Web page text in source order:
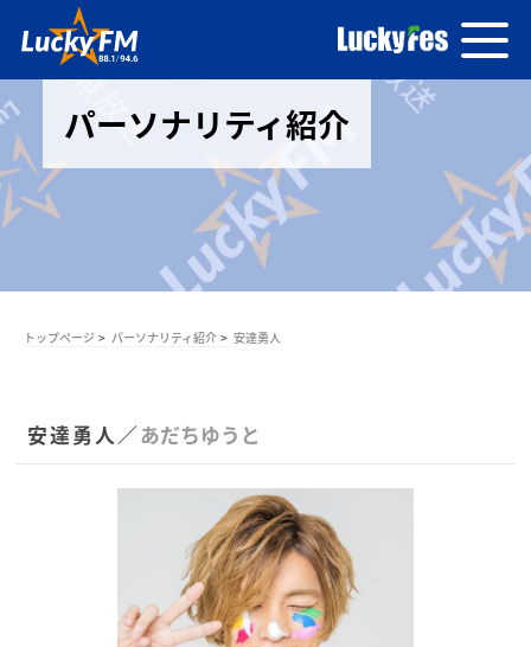
パーソナリティ紹介
トップページ パーソナリティ紹介 安達勇人
安達勇人／あだちゆうと